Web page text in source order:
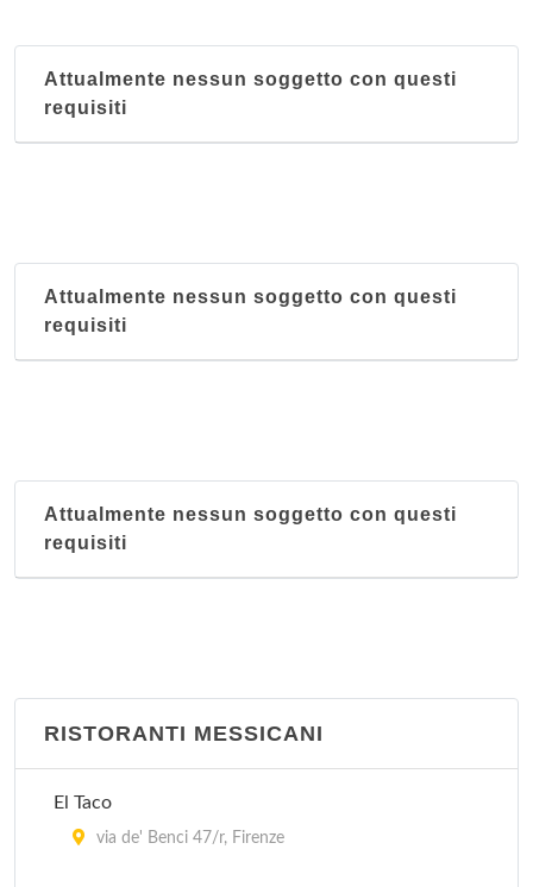
Attualmente nessun soggetto con questi
requisiti
Attualmente nessun soggetto con questi
requisiti
Attualmente nessun soggetto con questi
requisiti
RISTORANTI MESSICANI
El Taco
via de' Benci 47/r, Firenze